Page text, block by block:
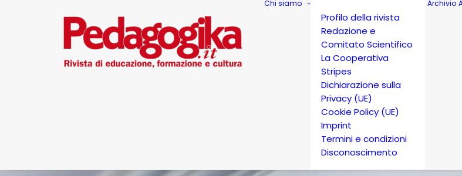
Chi siamo
Profilo della rivista
Redazione e
Comitato Scientifico
La Cooperativa
Stripes
Dichiarazione sulla
Privacy (UE)
Cookie Policy (UE)
Imprint
Termini e condizioni
Disconoscimento
Archivio